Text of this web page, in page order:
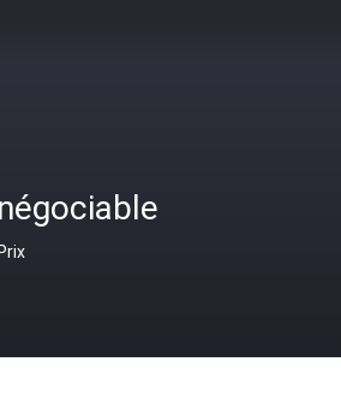
négociable
Prix